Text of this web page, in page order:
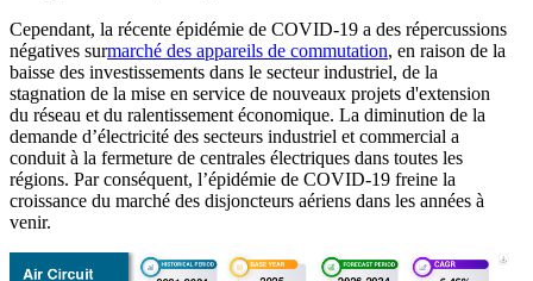
Cependant, la récente épidémie de COVID-19 a des répercussions
négatives surmarché des appareils de commutation, en raison de la
baisse des investissements dans le secteur industriel, de la
stagnation de la mise en service de nouveaux projets d'extension
du réseau et du ralentissement économique. La diminution de la
demande d’électricité des secteurs industriel et commercial a
conduit à la fermeture de centrales électriques dans toutes les
régions. Par conséquent, l’épidémie de COVID-19 freine la
croissance du marché des disjoncteurs aériens dans les années à
venir.